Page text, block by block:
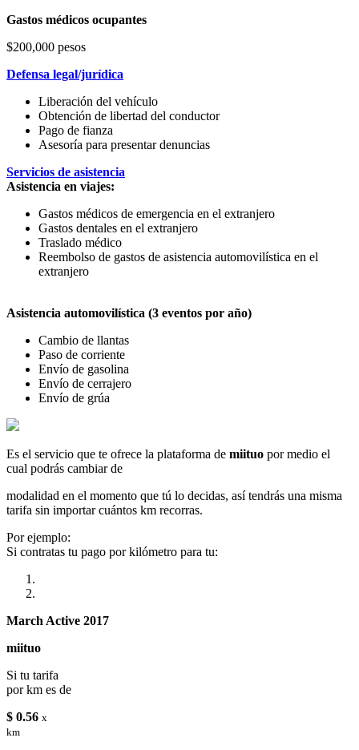
Gastos médicos ocupantes
$200,000 pesos
Defensa legal/jurídica
Liberación del vehículo
Obtención de libertad del conductor
Pago de fianza
Asesoría para presentar denuncias
Servicios de asistencia
Asistencia en viajes:
Gastos médicos de emergencia en el extranjero
Gastos dentales en el extranjero
Traslado médico
Reembolso de gastos de asistencia automovilística en el
extranjero
Asistencia automovilística (3 eventos por año)
Cambio de llantas
Paso de corriente
Envío de gasolina
Envío de cerrajero
Envío de grúa
Es el servicio que te ofrece la plataforma de miituo por medio el
cual podrás cambiar de
modalidad en el momento que tú lo decidas, así tendrás una misma
tarifa sin importar cuántos km recorras.
Por ejemplo:
Si contratas tu pago por kilómetro para tu:
March Active 2017
miituo
Si tu tarifa
por km es de
$ 0.56 x
km